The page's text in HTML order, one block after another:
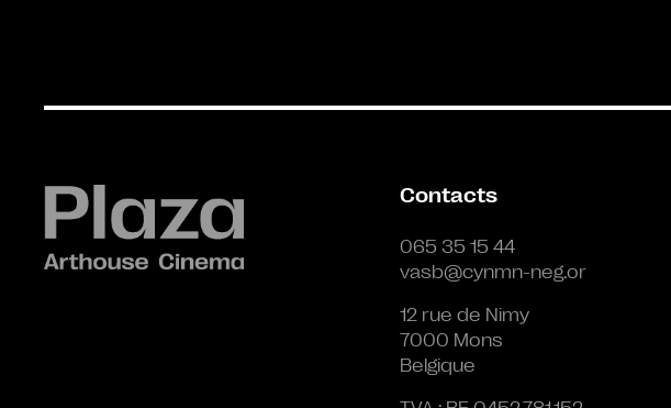
Contacts
065 35 15 44
vasb@cynmn-neg.or
12 rue de Nimy
7000 Mons
Belgique